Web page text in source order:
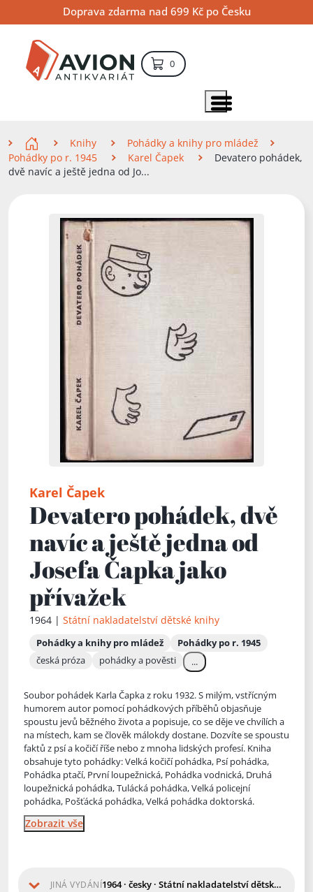
na
obsah
na
navigaci
na
vyhledávání
Doprava zdarma nad 699 Kč po Česku
0položek – košík
Zobrazit položky menu
Knihy
Pohádky a knihy pro mládež
Pohádky po r. 1945
Karel Čapek
Devatero pohádek,
dvě navíc a ještě jedna od Jo...
Karel Čapek
Devatero pohádek, dvě
navíc a ještě jedna od
Josefa Čapka jako
přívažek
1964 | Státní nakladatelství dětské knihy
Pohádky a knihy pro mládež
Pohádky po r. 1945
česká próza
pohádky a pověsti ...
Soubor pohádek Karla Čapka z roku 1932. S milým, vstřícným
humorem autor pomocí pohádkových příběhů objasňuje
spoustu jevů běžného života a popisuje, co se děje ve chvílích a
na místech, kam se člověk málokdy dostane. Dozvíte se spoustu
faktů z psí a kočičí říše nebo z mnoha lidských profesí. Kniha
obsahuje tyto pohádky: Velká kočičí pohádka, Psí pohádka,
Pohádka ptačí, První loupežnická, Pohádka vodnická, Druhá
loupežnická pohádka, Tulácká pohádka, Velká policejní
pohádka, Pošťácká pohádka, Velká pohádka doktorská.
Zobrazit vše
JINÁ VYDÁNÍ1964 · česky · Státní nakladatelství dětské knihy